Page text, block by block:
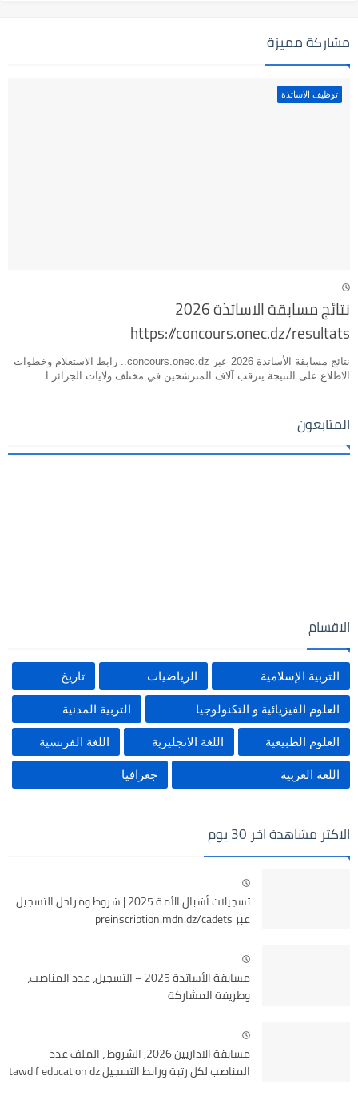
مشاركة مميزة
توظيف الاساتذة
نتائج مسابقة الاساتذة 2026
https://concours.onec.dz/resultats
نتائج مسابقة الأساتذة 2026 عبر concours.onec.dz.. رابط الاستعلام وخطوات
الاطلاع على النتيجة يترقب آلاف المترشحين في مختلف ولايات الجزائر ا...
المتابعون
الاقسام
التربية الإسلامية الرياضيات تاريخ
العلوم الفيزيائية و التكنولوجيا التربية المدنية
العلوم الطبيعية اللغة الانجليزية اللغة الفرنسية
اللغة العربية جغرافيا
الاكثر مشاهدة اخر 30 يوم
تسجيلات أشبال الأمة 2025 | شروط ومراحل التسجيل
عبر preinscription.mdn.dz/cadets
مسابقة الأساتذة 2025 – التسجيل، عدد المناصب،
وطريقة المشاركة
مسابقة الاداريين 2026, الشروط ، الملف عدد
المناصب لكل رتبة ورابط التسجيل tawdif education dz